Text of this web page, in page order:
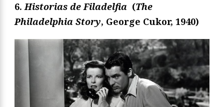
6.Historias de Filadelfia (The
Philadelphia Story, George Cukor, 1940)